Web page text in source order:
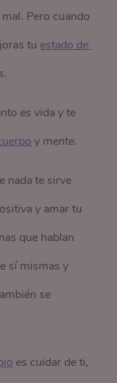
Pero cuando
tu estado de
es vida y te
y mente.
nada te sirve
y amar tu
que hablan
sí mismas y
se
es cuidar de ti,